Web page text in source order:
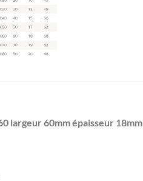
largeur 60mm épaisseur 18mm